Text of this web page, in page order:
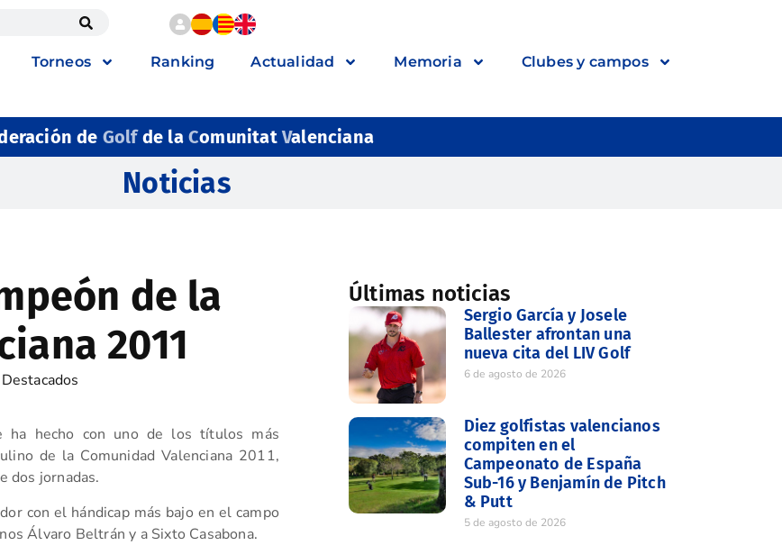
Torneos Ranking Actualidad Memoria Clubes y campos
de Golfde la ComunitatValenciana
Noticias
de la
2011
Destacados
ha hecho con uno de los títulos más
de la Comunidad Valenciana 2011,
dos jornadas.
con el hándicap más bajo en el campo
Álvaro Beltrán y a Sixto Casabona.
Últimas noticias
Sergio García y Josele
Ballester afrontan una
nueva cita del LIV Golf
6 de agosto de 2026
Diez golfistas valencianos
compiten en el
Campeonato de España
Sub-16 y Benjamín de Pitch
& Putt
5 de agosto de 2026